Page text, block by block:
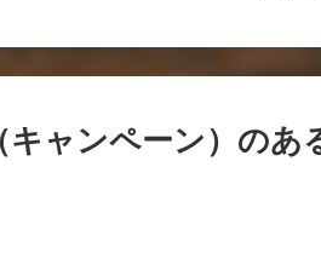
キャンペーン）のあ